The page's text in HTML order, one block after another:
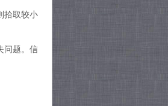
拾取较小
问题。信